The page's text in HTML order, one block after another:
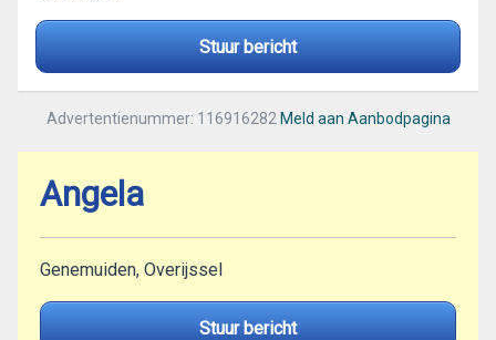
Stuur bericht
Advertentienummer: 116916282 Meld aan Aanbodpagina
Angela
Genemuiden, Overijssel
Stuur bericht